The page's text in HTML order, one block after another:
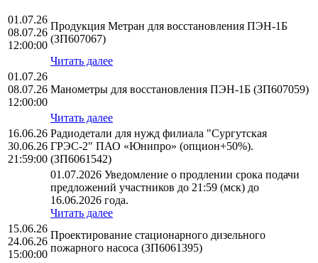
01.07.26
08.07.26
12:00:00
Продукция Метран для восстановления ПЭН-1Б
(ЗП607067)
Читать далее
01.07.26
08.07.26
12:00:00
Манометры для восстановления ПЭН-1Б (ЗП607059)
Читать далее
16.06.26
30.06.26
21:59:00
Радиодетали для нужд филиала "Сургутская
ГРЭС-2" ПАО «Юнипро» (опцион+50%).
(ЗП6061542)
01.07.2026 Уведомление о продлении срока подачи
предложений участников до 21:59 (мск) до
16.06.2026 года.
Читать далее
15.06.26
24.06.26
15:00:00
Проектирование стационарного дизельного
пожарного насоса (ЗП6061395)